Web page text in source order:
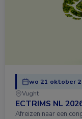
wo 21 oktober
Vught
ECTRIMS NL
Afreizen naar een